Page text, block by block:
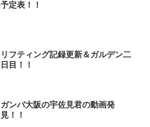
予定表！！
リフティング記録更新＆ガルデン二
日目！！
ガンバ大阪の宇佐見君の動画発
見！！